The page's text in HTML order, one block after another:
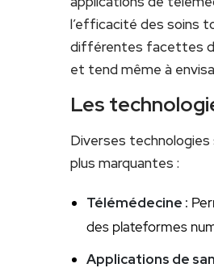
l’efficacité‌ des soins
différentes facettes
et tend même à
Les
Diverses
plus marquantes :
Télémédecine :
des plateformes
Applications de